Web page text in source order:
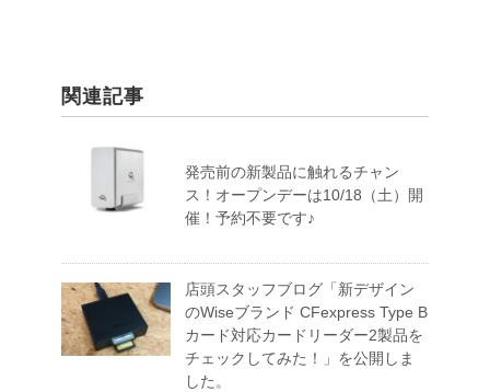
関連記事
発売前の新製品に触れるチャン
ス！オープンデーは10/18（土）開
催！予約不要です♪
店頭スタッフブログ「新デザイン
のWiseブランド CFexpress Type B
カード対応カードリーダー2製品を
チェックしてみた！」を公開しま
した。